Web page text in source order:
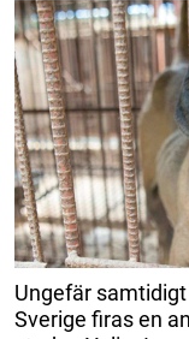
Ungefär
Sverige firas en